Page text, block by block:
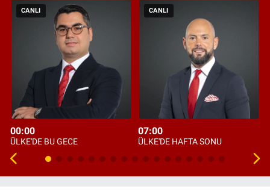
CANLI
00:00
ÜLKE'DE BU GECE
CANLI
07:00
ÜLKE'DE HAFTA SONU